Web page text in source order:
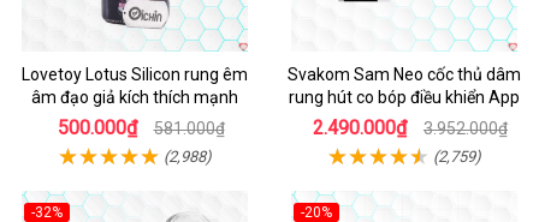
Lovetoy Lotus Silicon rung êm
âm đạo giả kích thích mạnh
500.000₫ 581.000₫
(2,988)
Svakom Sam Neo cốc thủ dâm
rung hút co bóp điều khiển App
2.490.000₫ 3.952.000₫
(2,759)
-32%
-20%